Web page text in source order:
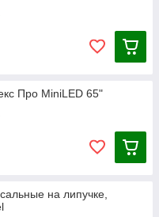
Про MiniLED 65"
на липучке,